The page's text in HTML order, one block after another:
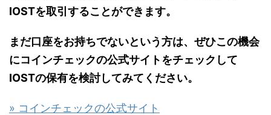
IOSTを取引することができます。
まだ口座をお持ちでないという方は、ぜひこの機会
にコインチェックの公式サイトをチェックして
IOSTの保有を検討してみてください。
» コインチェックの公式サイト